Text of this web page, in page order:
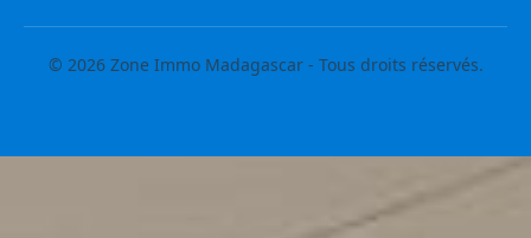
© 2026 Zone Immo Madagascar - Tous droits réservés.